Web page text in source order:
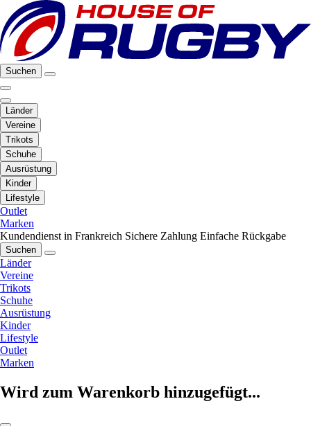
Suchen
Länder
Vereine
Trikots
Schuhe
Ausrüstung
Kinder
Lifestyle
Outlet
Marken
Kundendienst in Frankreich Sichere Zahlung Einfache Rückgabe
Suchen
Länder
Vereine
Trikots
Schuhe
Ausrüstung
Kinder
Lifestyle
Outlet
Marken
Wird zum Warenkorb hinzugefügt...